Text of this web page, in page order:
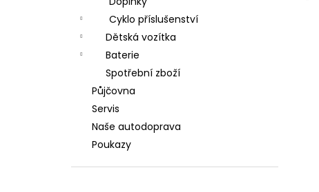
Cyklo příslušenství
Dětská vozítka
Baterie
Spotřební zboží
Půjčovna
Servis
Naše autodoprava
Poukazy